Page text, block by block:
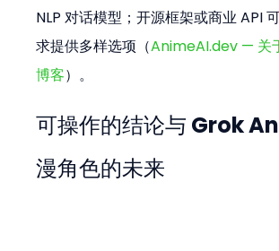
NLP 对话模型；开源框架或商业 API
求提供多样选项（AnimeAI.dev — 关
博客）。
可操作的结论与 Grok
漫角色的未来